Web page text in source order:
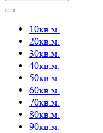
10кв.м.
20кв.м.
30кв.м.
40кв.м.
50кв.м.
60кв.м.
70кв.м.
80кв.м.
90кв.м.